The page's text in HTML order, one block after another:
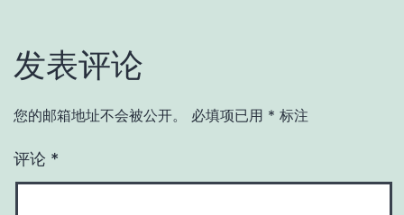
发表评论
您的邮箱地址不会被公开。 必填项已用 * 标注
评论 *